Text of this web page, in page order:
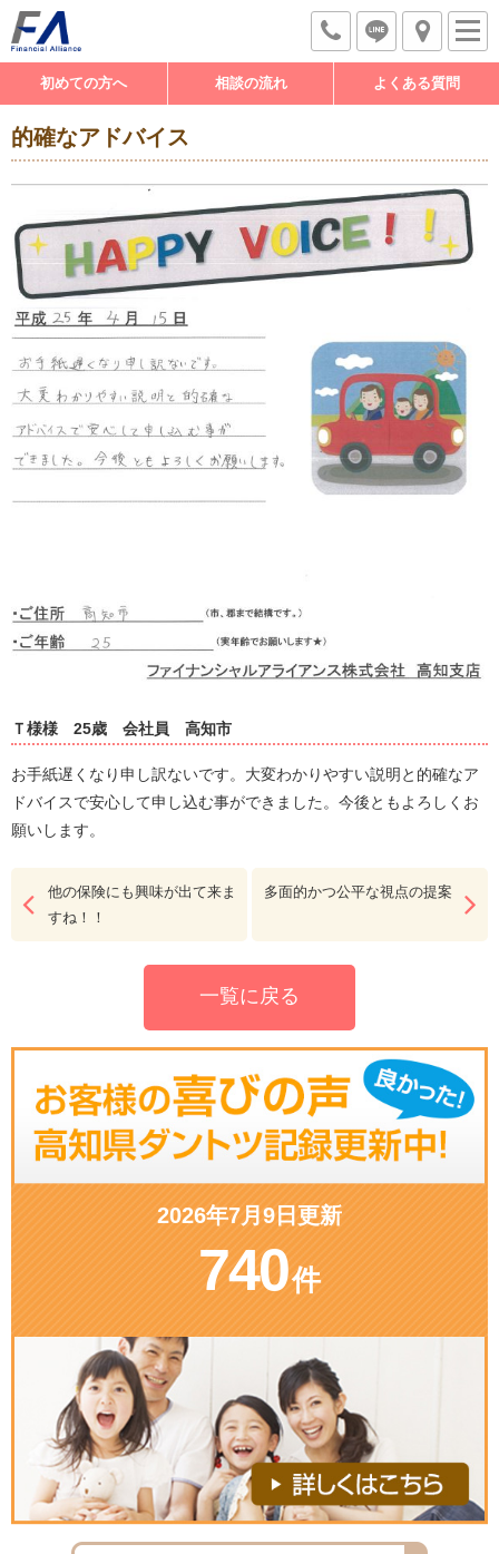
初めての方へ 相談の流れ よくある質問
的確なアドバイス
Ｔ様様 25歳 会社員 高知市
お手紙遅くなり申し訳ないです。大変わかりやすい説明と的確なア
ドバイスで安心して申し込む事ができました。今後ともよろしくお
願いします。
他の保険にも興味が出て来ま
すね！！
多面的かつ公平な視点の提案
一覧に戻る
740
2026年7月9日更新